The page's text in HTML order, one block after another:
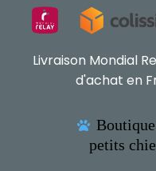
Livraison Mondial
d'achat en

petits